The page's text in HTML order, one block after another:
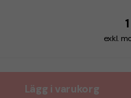
exkl.
Lägg i varukorg